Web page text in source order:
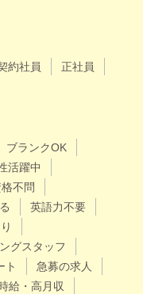
約社員
正社員
ブランクOK
活躍中
不問
英語力不要
グスタッフ
ト
急募の求人
給・高月収